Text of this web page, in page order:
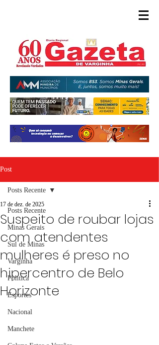
Post
Posts Recente
Minas Gerais
Sul de Minas
Varginha
Política
Esportes
Nacional
Manchete
Posts Recente
Suspeito de roubar lojas
com atendentes
mulheres é preso no
hipercentro de Belo
Horizonte
17 de dez. de 2025